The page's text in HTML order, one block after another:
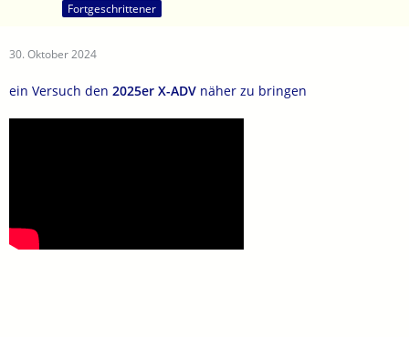
Fortgeschrittener
30. Oktober 2024
ein Versuch den 2025er X-ADV näher zu bringen